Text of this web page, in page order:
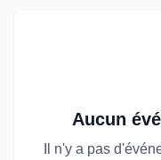
Bisceglie offrono
Aucun
Il n'y a pas